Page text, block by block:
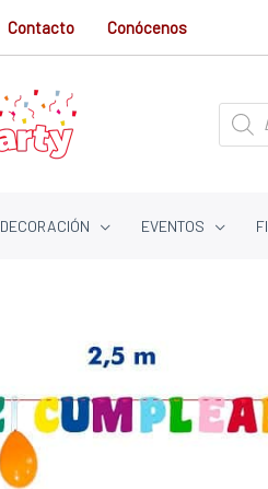
Contacto Conócenos
de
DECORACIÓN EVENTOS